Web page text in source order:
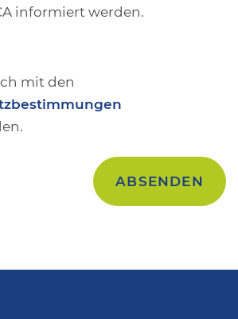
informiert werden.
mit den